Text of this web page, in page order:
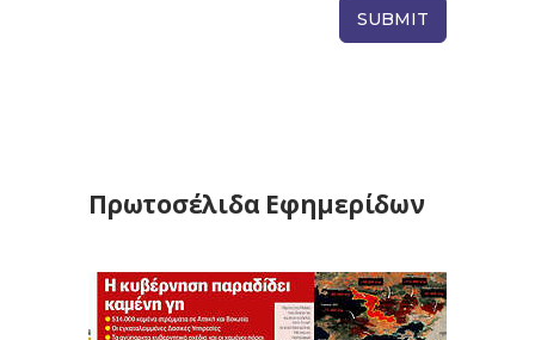
Πρωτοσέλιδα Εφημερίδων